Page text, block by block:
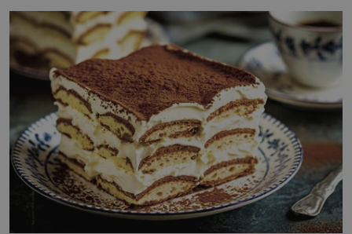
krutý. Jeho činy budí hrůzu ještě dlouho po jeho smrti